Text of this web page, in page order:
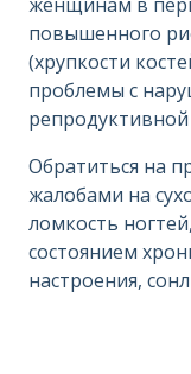
повышенного
(хрупкости
проблемы с
Обратиться на
жалобами на
ломкость
состоянием
настроения,